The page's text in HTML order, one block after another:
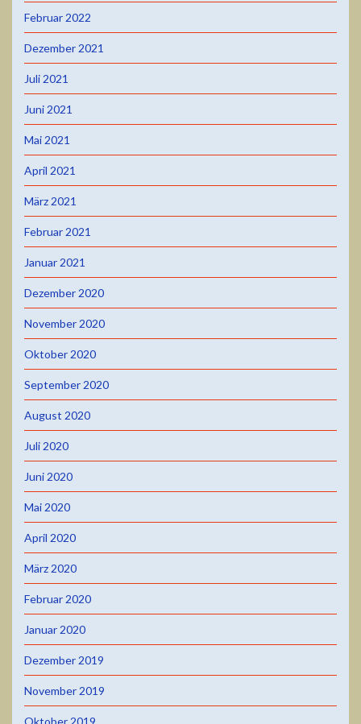
Februar 2022
Dezember 2021
Juli 2021
Juni 2021
Mai 2021
April 2021
März 2021
Februar 2021
Januar 2021
Dezember 2020
November 2020
Oktober 2020
September 2020
August 2020
Juli 2020
Juni 2020
Mai 2020
April 2020
März 2020
Februar 2020
Januar 2020
Dezember 2019
November 2019
Oktober 2019